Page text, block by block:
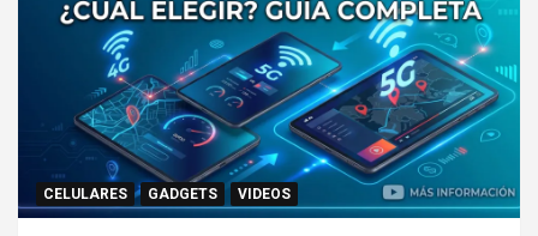
CELULARES GADGETS VIDEOS